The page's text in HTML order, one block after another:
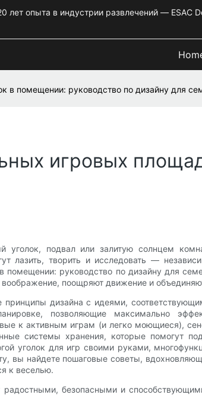
лет опыта в индустрии развлечений — ESAC
в помещении: руководство по дизайну для
игровых
уголок, подвал или залитую солнцем
лазить, творить и исследовать —
помещении: руководство по дизайну для
воображение, поощряют движение и
принципы дизайна с идеями,
позволяющие максимально
к активным играм (и легко моющиеся),
системы хранения, которые помогут
уголок для игр своими руками,
вы найдете пошаговые советы,
к веселью.
радостными, безопасными и